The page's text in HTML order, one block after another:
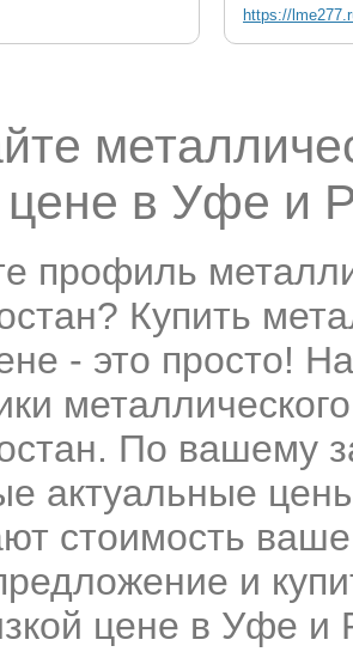
https://
цене в Уфе и
профиль
Купить
- это просто!
По вашему
актуальные
стоимость
и
цене в Уфе и